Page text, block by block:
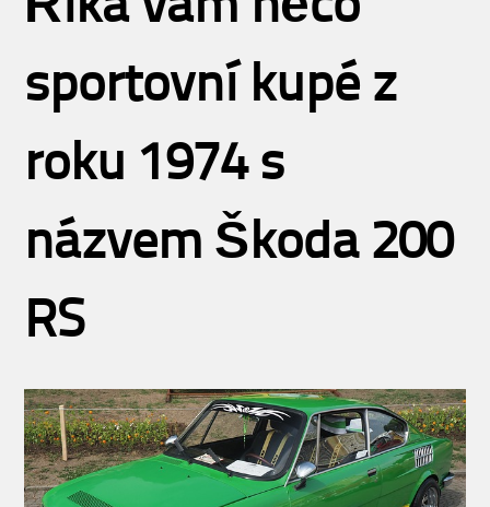
sportovní kupé z
roku 1974 s
názvem Škoda 200
RS